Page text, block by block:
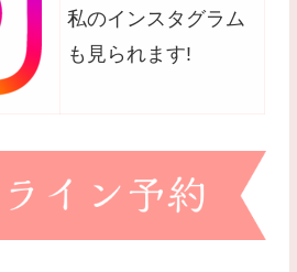
私のインスタグラム
も見られます!